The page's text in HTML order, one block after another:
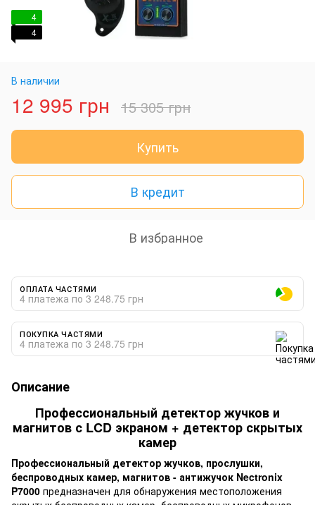
4
4
В наличии
12 995 грн 15 305 грн
Купить
В кредит
В избранное
ОПЛАТА ЧАСТЯМИ
4 платежа по 3 248.75 грн
ПОКУПКА ЧАСТЯМИ
4 платежа по 3 248.75 грн
Описание
Профессиональный детектор жучков и
магнитов с LCD экраном + детектор скрытых
камер
Профессиональный детектор жучков, прослушки,
беспроводных камер, магнитов - антижучок Nectronix
P7000 предназначен для обнаружения местоположения